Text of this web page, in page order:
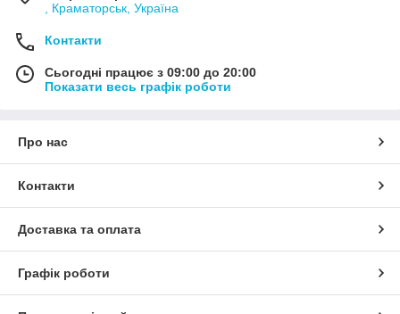
, Краматорськ, Україна
Контакти
Сьогодні працює з 09:00 до 20:00
Показати весь графік роботи
Про нас
Контакти
Доставка та оплата
Графік роботи